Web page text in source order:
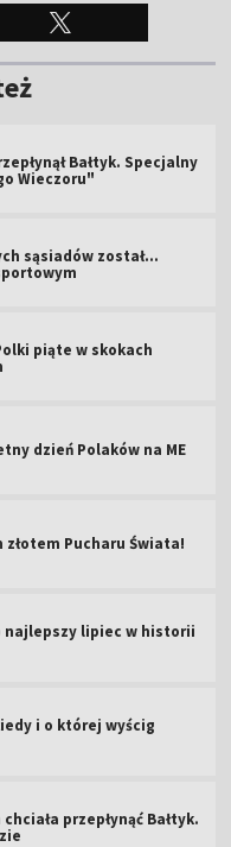
Bałtyk. Specjalny
Wieczoru"
sąsiadów został...
piąte w skokach
dzień Polaków na ME
złotem Pucharu Świata!
najlepszy lipiec w historii
i o której wyścig
przepłynąć Bałtyk.